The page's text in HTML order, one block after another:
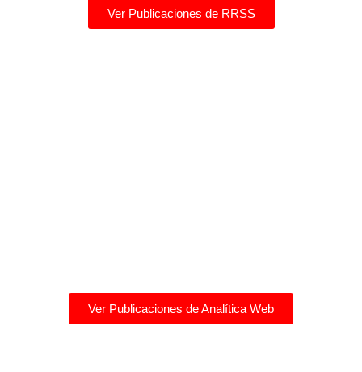
Ver Publicaciones de RRSS
Ver Publicaciones de Analítica Web